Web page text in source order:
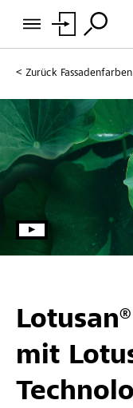
Zurück Fassadenfarben
mit